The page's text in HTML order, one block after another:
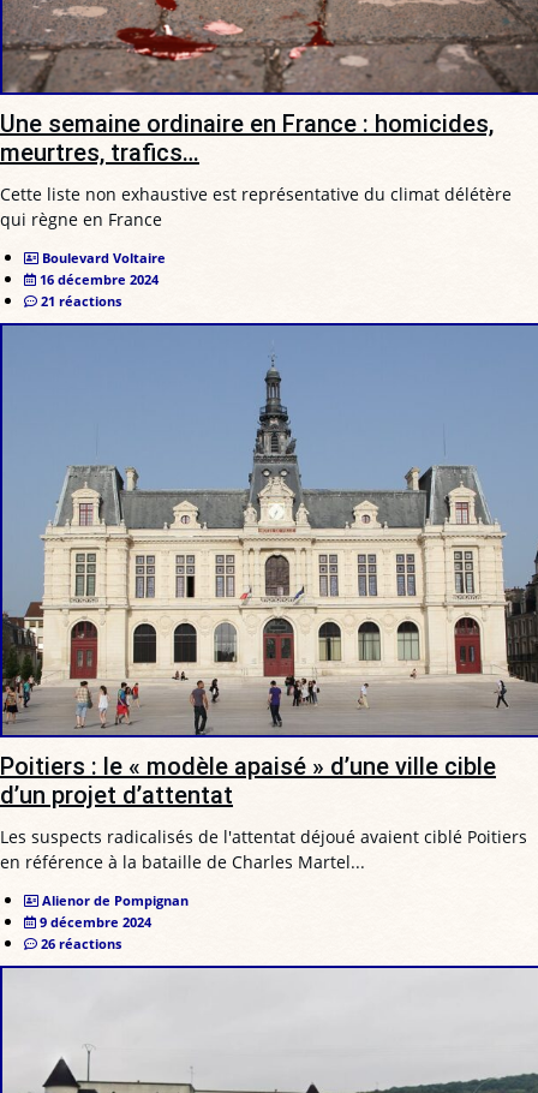
Une semaine ordinaire en France : homicides,
meurtres, trafics…
Cette liste non exhaustive est représentative du climat délétère
qui règne en France
Boulevard Voltaire
16 décembre 2024
21 réactions
Poitiers : le « modèle apaisé » d’une ville cible
d’un projet d’attentat
Les suspects radicalisés de l'attentat déjoué avaient ciblé Poitiers
en référence à la bataille de Charles Martel...
Alienor de Pompignan
9 décembre 2024
26 réactions